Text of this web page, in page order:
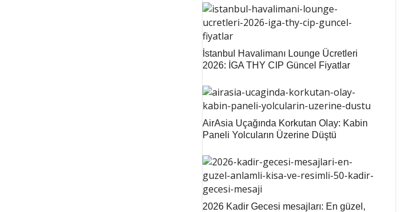
İstanbul Havalimanı Lounge Ücretleri
2026: İGA THY CIP Güncel Fiyatlar
AirAsia Uçağında Korkutan Olay: Kabin
Paneli Yolcuların Üzerine Düştü
2026 Kadir Gecesi mesajları: En güzel,